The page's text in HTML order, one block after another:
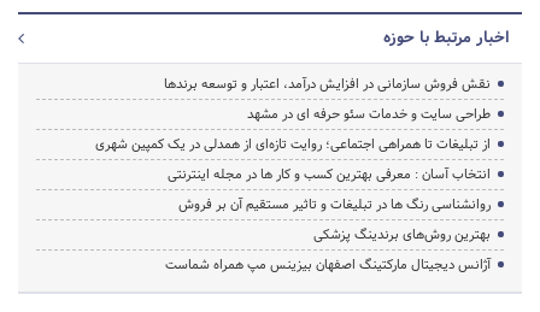
اخبار مرتبط با حوزه
نقش فروش سازمانی در افزایش درآمد، اعتبار و توسعه برندها
طراحی سایت و خدمات سئو حرفه ای در مشهد
از تبلیغات تا همراهی اجتماعی؛ روایت تازه‌ای از همدلی در یک کمپین شهری
انتخاب آسان : معرفی بهترین کسب و کار ها در مجله اینترنتی
روانشناسی رنگ ها در تبلیغات و تاثیر مستقیم آن بر فروش
بهترین روش‌های برندینگ پزشکی
آژانس دیجیتال مارکتینگ اصفهان بیزینس مپ همراه شماست